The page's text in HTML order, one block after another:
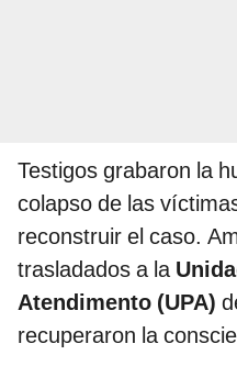
Testigos grabaron la
colapso de las
reconstruir el caso.
trasladados a la
Atendimento (UPA)
recuperaron la